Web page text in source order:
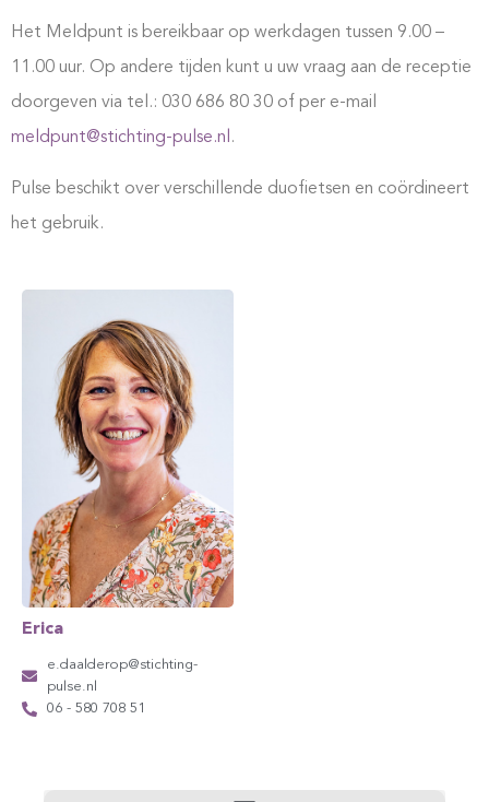
Het Meldpunt is bereikbaar op werkdagen tussen 9.00 –
11.00 uur. Op andere tijden kunt u uw vraag aan de receptie
doorgeven via tel.: 030 686 80 30 of per e-mail
meldpunt@stichting-pulse.nl.
Pulse beschikt over verschillende duofietsen en coördineert
het gebruik.
Erica
e.daalderop@stichting-
pulse.nl
06 - 580 708 51